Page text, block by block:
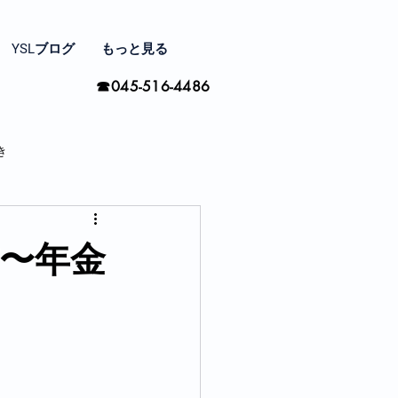
YSLブログ もっと見る
☎045-516-4486
年金